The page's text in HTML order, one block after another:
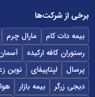
برخی از شرکت‌ها
بیمه دات کام مارال چرم
رستوران کافه ارکیده
پرسال
لپتاپیفای نوین
دیجی زرگر
بیمه بازار